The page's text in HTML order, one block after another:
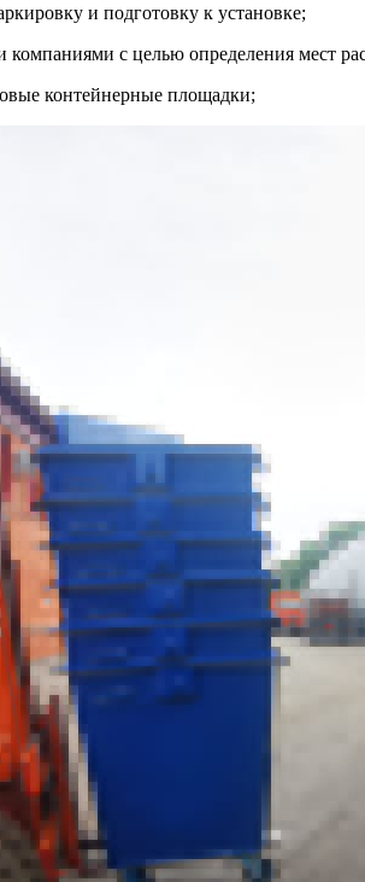
и подготовку к установке;
с целью определения мест
контейнерные площадки;